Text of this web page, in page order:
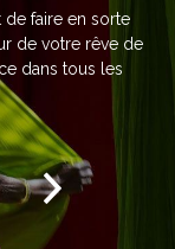
faire en sorte
de votre rêve de
dans tous les